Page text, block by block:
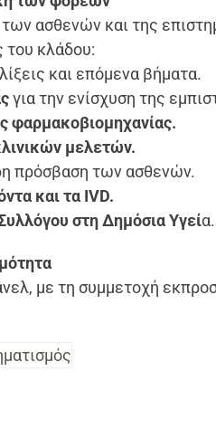
ασθενών και της
του κλάδου:
και επόμενα βήματα.
για την ενίσχυση της
φαρμακοβιομηχανίας.
μελετών.
πρόσβαση των ασθενών.
και τα IVD.
στη Δημόσια Υγεία.
με τη συμμετοχή